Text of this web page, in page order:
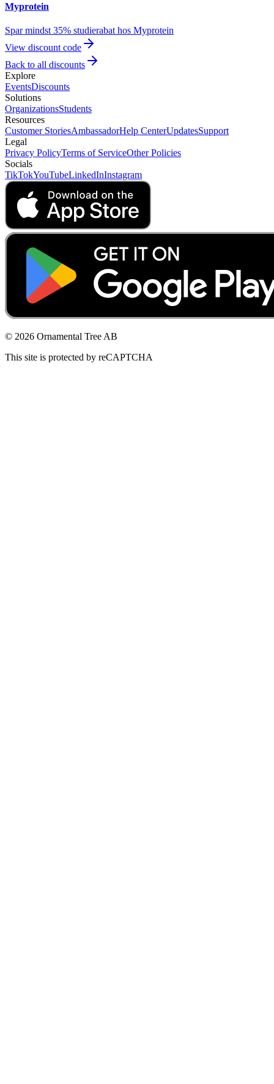
Myprotein
Spar mindst 35% studierabat hos Myprotein
View discount code
Back to all discounts
Explore
EventsDiscounts
Solutions
OrganizationsStudents
Resources
Customer StoriesAmbassadorHelp CenterUpdatesSupport
Legal
Privacy PolicyTerms of ServiceOther Policies
Socials
TikTokYouTubeLinkedInInstagram
© 2026 Ornamental Tree AB
This site is protected by reCAPTCHA